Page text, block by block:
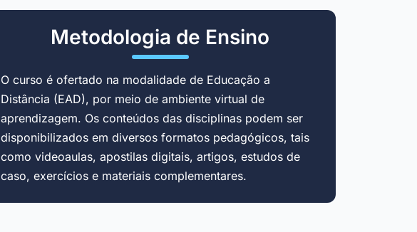
Metodologia de Ensino
O curso é ofertado na modalidade de Educação a
Distância (EAD), por meio de ambiente virtual de
aprendizagem. Os conteúdos das disciplinas podem ser
disponibilizados em diversos formatos pedagógicos, tais
como videoaulas, apostilas digitais, artigos, estudos de
caso, exercícios e materiais complementares.